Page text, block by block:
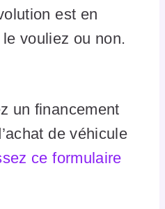
est en
vouliez ou non.
un financement
de véhicule
ce formulaire